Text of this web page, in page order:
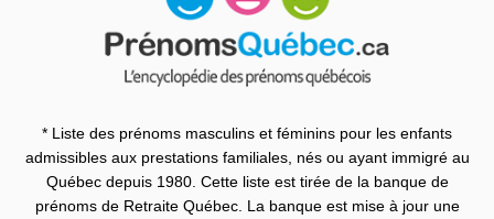
* Liste des prénoms masculins et féminins pour les enfants
admissibles aux prestations familiales, nés ou ayant immigré au
Québec depuis 1980. Cette liste est tirée de la banque de
prénoms de Retraite Québec. La banque est mise à jour une